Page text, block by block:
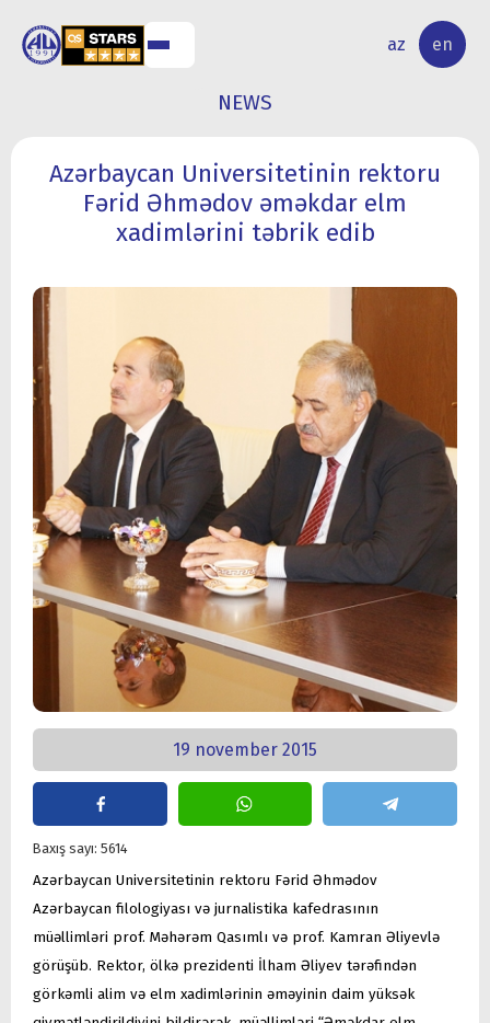
az en
RESEARCH
ACTIVITY
NEWS
Azərbaycan Universitetinin rektoru
Fərid Əhmədov əməkdar elm
xadimlərini təbrik edib
19 november 2015
Baxış sayı: 5614
Azərbaycan Universitetinin rektoru Fərid Əhmədov
Azərbaycan filologiyası və jurnalistika kafedrasının
müəllimləri prof. Məhərəm Qasımlı və prof. Kamran Əliyevlə
görüşüb. Rektor, ölkə prezidenti İlham Əliyev tərəfindən
görkəmli alim və elm xadimlərinin əməyinin daim yüksək